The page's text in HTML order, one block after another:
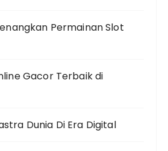
Permainan Slot
Gacor Terbaik di
Dunia Di Era Digital